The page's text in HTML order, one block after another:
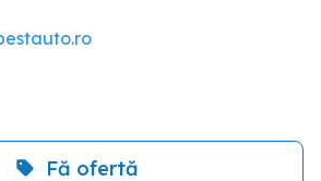
Fă ofertă